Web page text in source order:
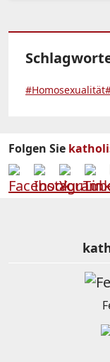
#Homosexualität
Folgen Sie